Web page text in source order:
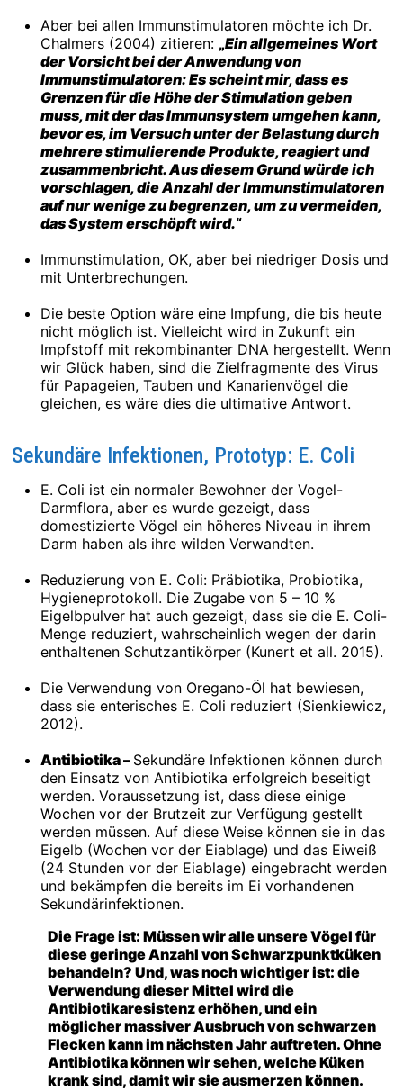
Aber bei allen Immunstimulatoren möchte ich Dr.
Chalmers (2004) zitieren: „Ein allgemeines Wort
der Vorsicht bei der Anwendung von
Immunstimulatoren: Es scheint mir, dass es
Grenzen für die Höhe der Stimulation geben
muss, mit der das Immunsystem umgehen kann,
bevor es, im Versuch unter der Belastung durch
mehrere stimulierende Produkte, reagiert und
zusammenbricht. Aus diesem Grund würde ich
vorschlagen, die Anzahl der Immunstimulatoren
auf nur wenige zu begrenzen, um zu vermeiden,
das System erschöpft wird.“
Immunstimulation, OK, aber bei niedriger Dosis und
mit Unterbrechungen.
Die beste Option wäre eine Impfung, die bis heute
nicht möglich ist. Vielleicht wird in Zukunft ein
Impfstoff mit rekombinanter DNA hergestellt. Wenn
wir Glück haben, sind die Zielfragmente des Virus
für Papageien, Tauben und Kanarienvögel die
gleichen, es wäre dies die ultimative Antwort.
Sekundäre Infektionen, Prototyp: E. Coli
E. Coli ist ein normaler Bewohner der Vogel-
Darmflora, aber es wurde gezeigt, dass
domestizierte Vögel ein höheres Niveau in ihrem
Darm haben als ihre wilden Verwandten.
Reduzierung von E. Coli: Präbiotika, Probiotika,
Hygieneprotokoll. Die Zugabe von 5 – 10 %
Eigelbpulver hat auch gezeigt, dass sie die E. Coli-
Menge reduziert, wahrscheinlich wegen der darin
enthaltenen Schutzantikörper (Kunert et all. 2015).
Die Verwendung von Oregano-Öl hat bewiesen,
dass sie enterisches E. Coli reduziert (Sienkiewicz,
2012).
Antibiotika – Sekundäre Infektionen können durch
den Einsatz von Antibiotika erfolgreich beseitigt
werden. Voraussetzung ist, dass diese einige
Wochen vor der Brutzeit zur Verfügung gestellt
werden müssen. Auf diese Weise können sie in das
Eigelb (Wochen vor der Eiablage) und das Eiweiß
(24 Stunden vor der Eiablage) eingebracht werden
und bekämpfen die bereits im Ei vorhandenen
Sekundärinfektionen.
Die Frage ist: Müssen wir alle unsere Vögel für
diese geringe Anzahl von Schwarzpunktküken
behandeln? Und, was noch wichtiger ist: die
Verwendung dieser Mittel wird die
Antibiotikaresistenz erhöhen, und ein
möglicher massiver Ausbruch von schwarzen
Flecken kann im nächsten Jahr auftreten. Ohne
Antibiotika können wir sehen, welche Küken
krank sind, damit wir sie ausmerzen können.